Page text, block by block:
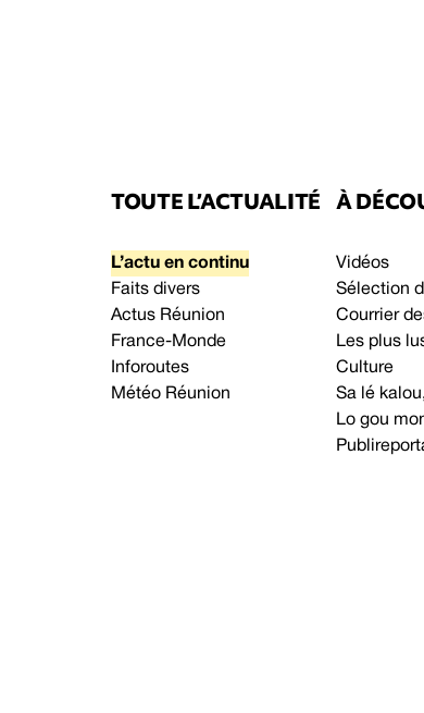
TOUTE L’ACTUALITÉ
L’actu en continu
Faits divers
Actus Réunion
France-Monde
Inforoutes
Météo Réunion
À
Vidéos
Sélection
Courrier
Les plus
Culture
Sa lé
Lo gou